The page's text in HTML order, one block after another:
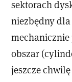
sektorach
niezbędny
mechanicznie
obszar
jeszcze